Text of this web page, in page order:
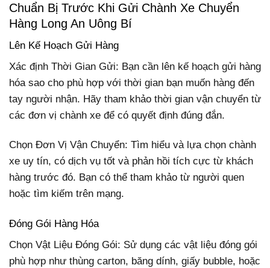
Chuẩn Bị Trước Khi Gửi Chành Xe Chuyển
Hàng Long An Uông Bí
Lên Kế Hoạch Gửi Hàng
Xác định Thời Gian Gửi: Bạn cần lên kế hoạch gửi hàng
hóa sao cho phù hợp với thời gian bạn muốn hàng đến
tay người nhận. Hãy tham khảo thời gian vận chuyển từ
các đơn vị chành xe để có quyết định đúng đắn.
Chọn Đơn Vị Vận Chuyển: Tìm hiểu và lựa chọn chành
xe uy tín, có dịch vụ tốt và phản hồi tích cực từ khách
hàng trước đó. Bạn có thể tham khảo từ người quen
hoặc tìm kiếm trên mạng.
Đóng Gói Hàng Hóa
Chọn Vật Liệu Đóng Gói: Sử dụng các vật liệu đóng gói
phù hợp như thùng carton, băng dính, giấy bubble, hoặc